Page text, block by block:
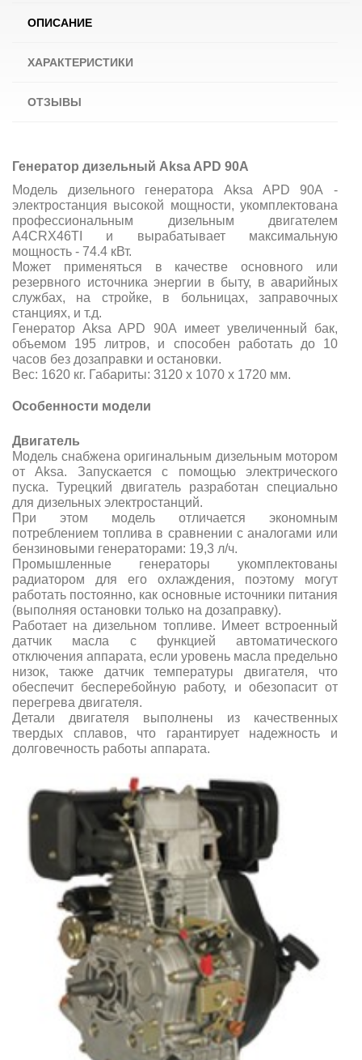
ОПИСАНИЕ
ХАРАКТЕРИСТИКИ
ОТЗЫВЫ
Генератор дизельный Aksa APD 90A
Модель дизельного генератора Aksa APD 90A -
электростанция высокой мощности, укомплектована
профессиональным дизельным двигателем
A4CRX46TI и вырабатывает максимальную
мощность - 74.4 кВт.
Может применяться в качестве основного или
резервного источника энергии в быту, в аварийных
службах, на стройке, в больницах, заправочных
станциях, и т.д.
Генератор Aksa APD 90A имеет увеличенный бак,
объемом 195 литров, и способен работать до 10
часов без дозаправки и остановки.
Вес: 1620 кг. Габариты: 3120 х 1070 х 1720 мм.
Особенности модели
Двигатель
Модель снабжена оригинальным дизельным мотором
от Aksa. Запускается с помощью электрического
пуска. Турецкий двигатель разработан специально
для дизельных электростанций.
При этом модель отличается экономным
потреблением топлива в сравнении с аналогами или
бензиновыми генераторами: 19,3 л/ч.
Промышленные генераторы укомплектованы
радиатором для его охлаждения, поэтому могут
работать постоянно, как основные источники питания
(выполняя остановки только на дозаправку).
Работает на дизельном топливе. Имеет встроенный
датчик масла с функцией автоматического
отключения аппарата, если уровень масла предельно
низок, также датчик температуры двигателя, что
обеспечит бесперебойную работу, и обезопасит от
перегрева двигателя.
Детали двигателя выполнены из качественных
твердых сплавов, что гарантирует надежность и
долговечность работы аппарата.